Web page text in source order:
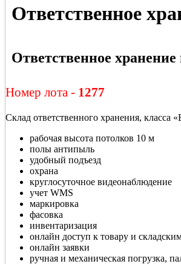
Ответственное
Ответственное
Номер лота - 1277
Склад ответственного хранения,
рабочая высота потолков 10 м
полы антипыль
удобный подъезд
охрана
круглосуточное видеонаблюдение
учет WMS
маркировка
фасовка
инвентаризация
онлайн доступ к товару и
онлайн заявки
ручная и механическая погрузка,